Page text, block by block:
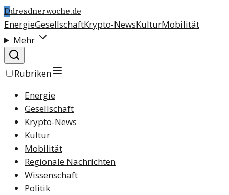
Ddresdnerwoche.de
EnergieGesellschaftKrypto-NewsKulturMobilität
Mehr
Rubriken
Energie
Gesellschaft
Krypto-News
Kultur
Mobilität
Regionale Nachrichten
Wissenschaft
Politik